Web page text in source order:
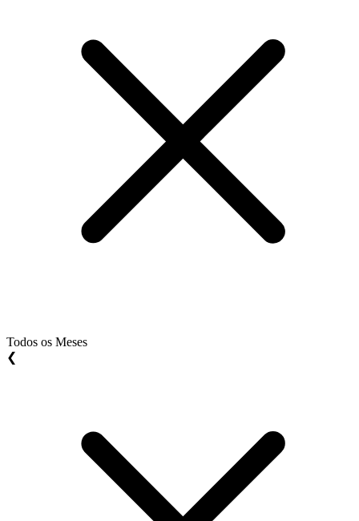
Todos os Meses
❮